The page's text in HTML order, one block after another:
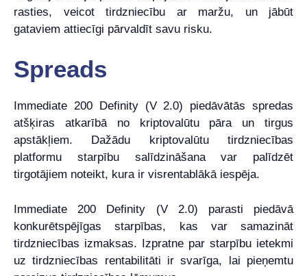
rasties, veicot tirdzniecību ar maržu, un jābūt
gataviem attiecīgi pārvaldīt savu risku.
Spreads
Immediate 200 Definity (V 2.0) piedāvātās spredas
atšķiras atkarībā no kriptovalūtu pāra un tirgus
apstākļiem. Dažādu kriptovalūtu tirdzniecības
platformu starpību salīdzināšana var palīdzēt
tirgotājiem noteikt, kura ir visrentablākā iespēja.
Immediate 200 Definity (V 2.0) parasti piedāvā
konkurētspējīgas starpības, kas var samazināt
tirdzniecības izmaksas. Izpratne par starpību ietekmi
uz tirdzniecības rentabilitāti ir svarīga, lai pieņemtu